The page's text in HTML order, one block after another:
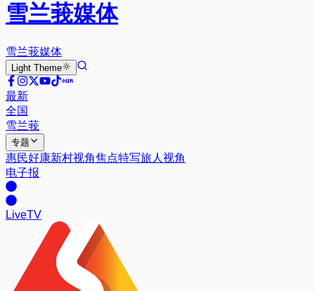
雪兰莪媒体
雪兰莪媒体
Light Theme
最新
全国
雪兰莪
专题
惠民好康新村视角焦点特写旅人视角
电子报
LiveTV